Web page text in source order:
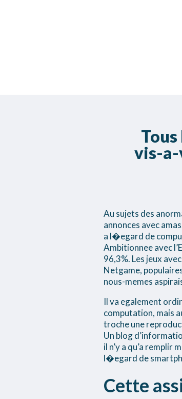
vis-a-
Au sujets des
annonces avec
a l�egard de
Ambitionnee avec
96,3%. Les jeux
Netgame,
nous-memes
Il va egalement
computation, mais
troche une
Un blog
il n’y a qu’a
l�egard de
Cette